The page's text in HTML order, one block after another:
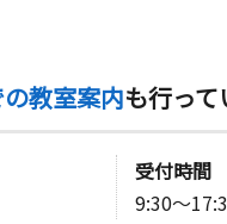
教室案内も行っ
受付時間
9:30～